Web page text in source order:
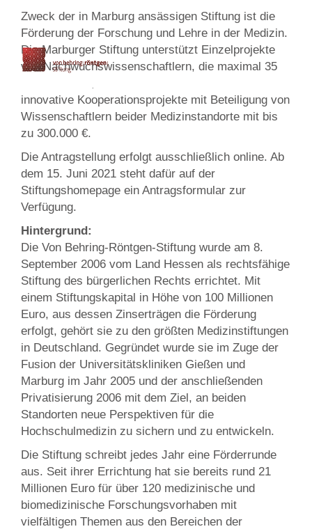
Zweck der in Marburg ansässigen Stiftung ist die
Förderung der Forschung und Lehre in der Medizin.
Die Marburger Stiftung unterstützt Einzelprojekte
von Nachwuchswissenschaftlern, die maximal 35
innovative Kooperationsprojekte mit Beteiligung von
Wissenschaftlern beider Medizinstandorte mit bis
zu 300.000 €.
Die Antragstellung erfolgt ausschließlich online. Ab
dem 15. Juni 2021 steht dafür auf der
Stiftungshomepage ein Antragsformular zur
Verfügung.
Hintergrund:
Die Von Behring-Röntgen-Stiftung wurde am 8.
September 2006 vom Land Hessen als rechtsfähige
Stiftung des bürgerlichen Rechts errichtet. Mit
einem Stiftungskapital in Höhe von 100 Millionen
Euro, aus dessen Zinserträgen die Förderung
erfolgt, gehört sie zu den größten Medizinstiftungen
in Deutschland. Gegründet wurde sie im Zuge der
Fusion der Universitätskliniken Gießen und
Marburg im Jahr 2005 und der anschließenden
Privatisierung 2006 mit dem Ziel, an beiden
Standorten neue Perspektiven für die
Hochschulmedizin zu sichern und zu entwickeln.
Die Stiftung schreibt jedes Jahr eine Förderrunde
aus. Seit ihrer Errichtung hat sie bereits rund 21
Millionen Euro für über 120 medizinische und
biomedizinische Forschungsvorhaben mit
vielfältigen Themen aus den Bereichen der